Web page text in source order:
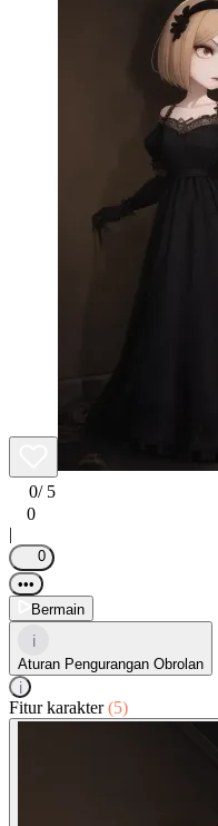
0/ 5
0
|
0
•••
Bermain
i
Aturan Pengurangan Obrolan
i
Fitur karakter(5)